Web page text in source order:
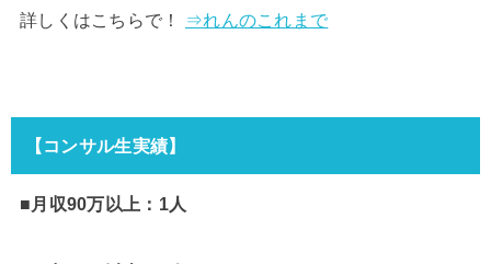
詳しくはこちらで！ ⇒れんのこれまで
【コンサル生実績】
■月収90万以上：1人